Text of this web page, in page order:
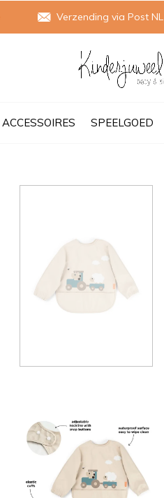
ACCESSOIRES SPEELGOED
Verzending via Post NL